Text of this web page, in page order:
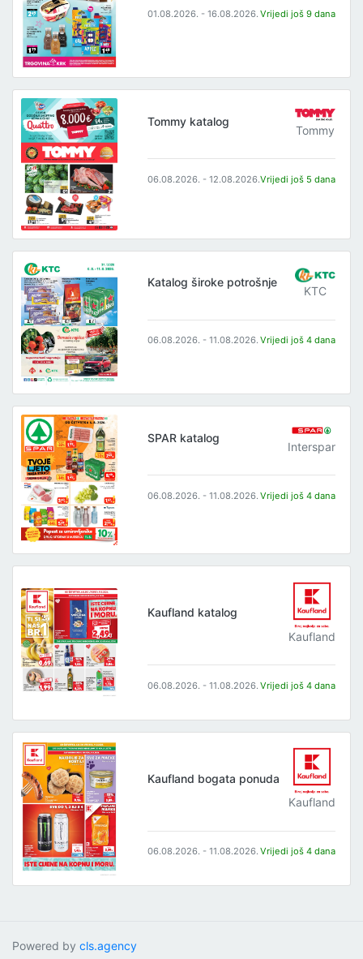
01.08.2026. - 16.08.2026. Vrijedi još 9 dana
Tommy katalog
Tommy
06.08.2026. - 12.08.2026.Vrijedi još 5 dana
Katalog široke potrošnje
KTC
06.08.2026. - 11.08.2026. Vrijedi još 4 dana
SPAR katalog
Interspar
06.08.2026. - 11.08.2026. Vrijedi još 4 dana
Kaufland katalog
Kaufland
06.08.2026. - 11.08.2026. Vrijedi još 4 dana
Kaufland bogata ponuda
Kaufland
06.08.2026. - 11.08.2026. Vrijedi još 4 dana
Powered by cls.agency